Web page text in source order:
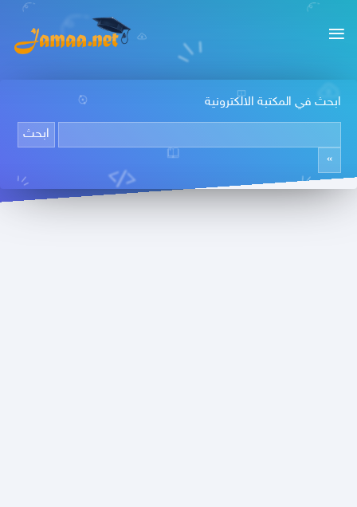
ابحث في المكتبة الالكترونية